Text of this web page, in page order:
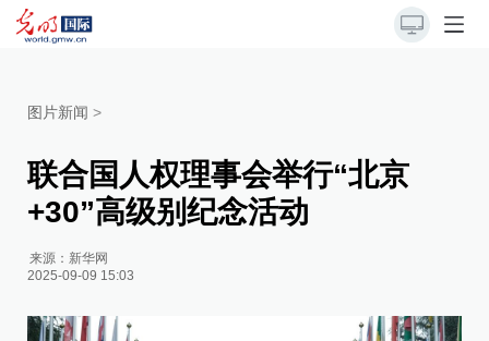
图片新闻 >
联合国人权理事会举行“北京
+30”高级别纪念活动
来源： 新华网
2025-09-09 15:03